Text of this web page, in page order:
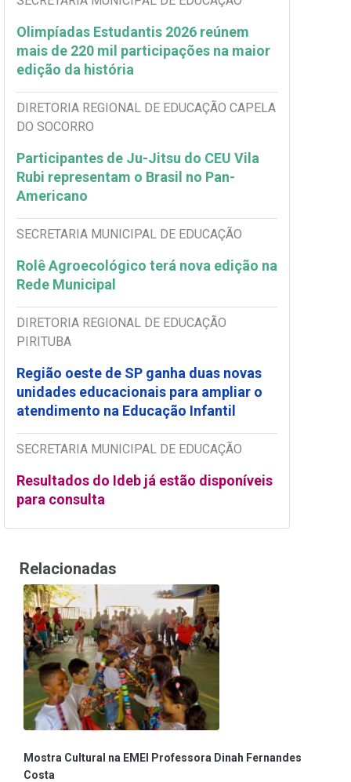
Olimpíadas Estudantis 2026 reúnem
mais de 220 mil participações na maior
edição da história
DIRETORIA REGIONAL DE EDUCAÇÃO CAPELA
DO SOCORRO
Participantes de Ju-Jitsu do CEU Vila
Rubi representam o Brasil no Pan-
Americano
SECRETARIA MUNICIPAL DE EDUCAÇÃO
Rolê Agroecológico terá nova edição na
Rede Municipal
DIRETORIA REGIONAL DE EDUCAÇÃO
PIRITUBA
Região oeste de SP ganha duas novas
unidades educacionais para ampliar o
atendimento na Educação Infantil
SECRETARIA MUNICIPAL DE EDUCAÇÃO
Resultados do Ideb já estão disponíveis
para consulta
Relacionadas
Mostra Cultural na EMEI Professora Dinah Fernandes
Costa